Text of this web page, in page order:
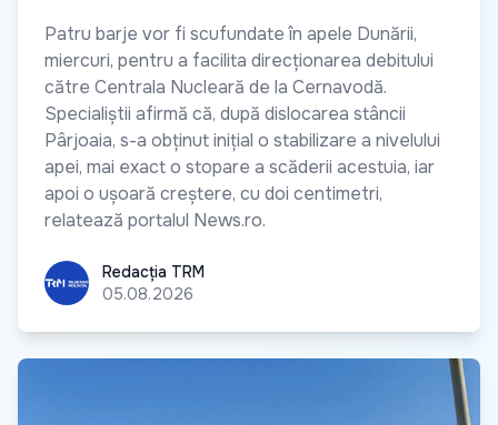
Patru barje vor fi scufundate în apele Dunării,
miercuri, pentru a facilita direcționarea debitului
către Centrala Nucleară de la Cernavodă.
Specialiștii afirmă că, după dislocarea stâncii
Pârjoaia, s-a obținut inițial o stabilizare a nivelului
apei, mai exact o stopare a scăderii acestuia, iar
apoi o ușoară creștere, cu doi centimetri,
relatează portalul News.ro.
Redacția TRM
Redacția TRM
05.08.2026